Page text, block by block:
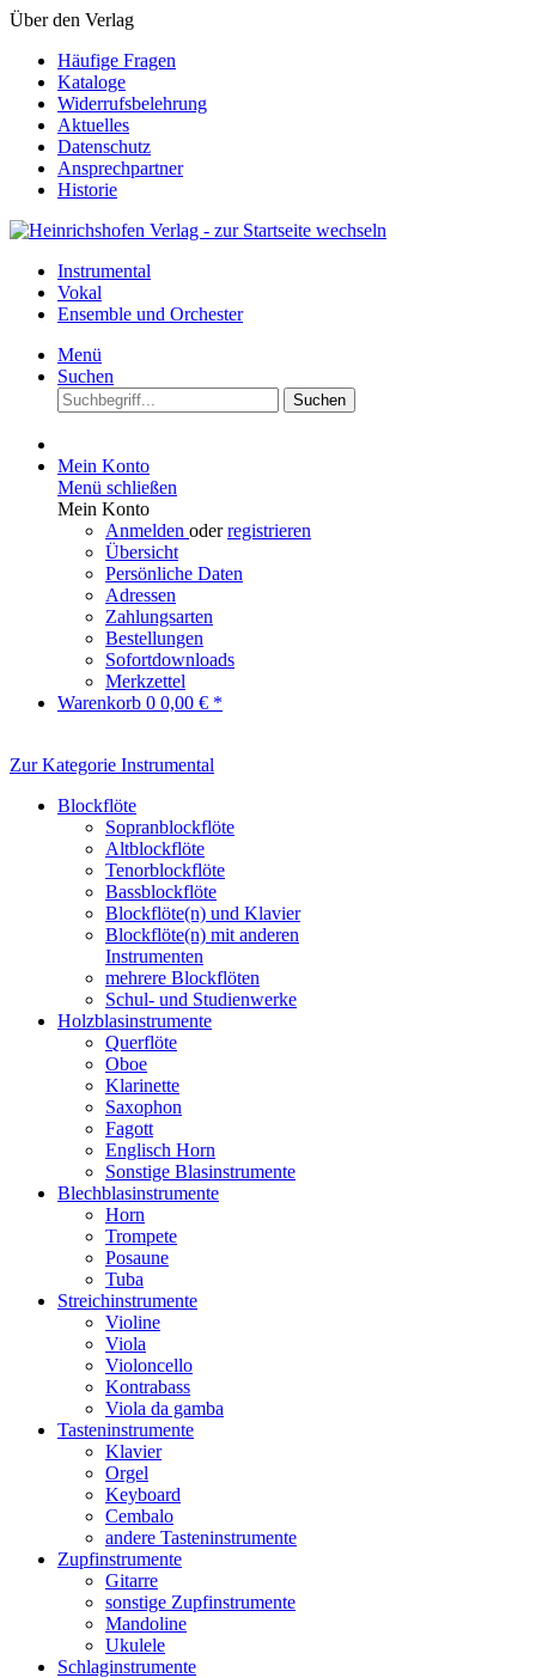
Über den Verlag
Häufige Fragen
Kataloge
Widerrufsbelehrung
Aktuelles
Datenschutz
Ansprechpartner
Historie
Instrumental
Vokal
Ensemble und Orchester
Menü
Suchen
Suchen
Mein Konto
Menü schließen
Mein Konto
Anmelden oderregistrieren
Übersicht
Persönliche Daten
Adressen
Zahlungsarten
Bestellungen
Sofortdownloads
Merkzettel
Warenkorb 0 0,00 € *
Zur Kategorie Instrumental
Blockflöte
Sopranblockflöte
Altblockflöte
Tenorblockflöte
Bassblockflöte
Blockflöte(n) und Klavier
Blockflöte(n) mit anderen
Instrumenten
mehrere Blockflöten
Schul- und Studienwerke
Holzblasinstrumente
Querflöte
Oboe
Klarinette
Saxophon
Fagott
Englisch Horn
Sonstige Blasinstrumente
Blechblasinstrumente
Horn
Trompete
Posaune
Tuba
Streichinstrumente
Violine
Viola
Violoncello
Kontrabass
Viola da gamba
Tasteninstrumente
Klavier
Orgel
Keyboard
Cembalo
andere Tasteninstrumente
Zupfinstrumente
Gitarre
sonstige Zupfinstrumente
Mandoline
Ukulele
Schlaginstrumente